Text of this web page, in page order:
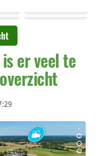
er veel te